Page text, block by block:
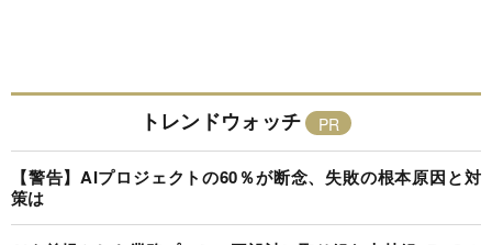
トレンドウォッチ
【警告】AIプロジェクトの60％が断念、失敗の根本原因と対
策は